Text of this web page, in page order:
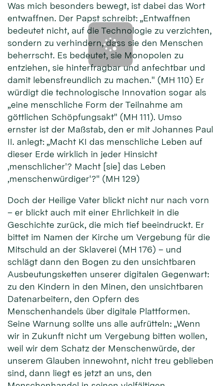
Was mich besonders bewegt, ist dabei das Wort
entwaffnen. Der Papst schreibt: „Entwaffnen
bedeutet nicht, auf die Technologie zu verzichten,
sondern zu verhindern, dass sie den Menschen
beherrscht. Es bedeutet, sie Monopolen zu
entziehen, sie hinterfragbar und anfechtbar und
damit lebensfreundlich zu machen." (MH 110) Er
würdigt die technologische Innovation sogar als
„eine menschliche Form der Teilnahme am
göttlichen Schöpfungsakt" (MH 111). Umso
ernster ist der Maßstab, den er mit Johannes Paul
II. anlegt: „Macht KI das menschliche Leben auf
dieser Erde wirklich in jeder Hinsicht
‚menschlicher'? Macht [sie] das Leben
‚menschenwürdiger'?" (MH 129)
Doch der Heilige Vater blickt nicht nur nach vorn
– er blickt auch mit einer Ehrlichkeit in die
Geschichte zurück, die mich tief beeindruckt. Er
bittet im Namen der Kirche um Vergebung für die
Mitschuld an der Sklaverei (MH 176) – und
schlägt dann den Bogen zu den unsichtbaren
Ausbeutungsketten unserer digitalen Gegenwart:
zu den Kindern in den Minen, den unsichtbaren
Datenarbeitern, den Opfern des
Menschenhandels über digitale Plattformen.
Seine Warnung sollte uns alle aufrütteln: „Wenn
wir in Zukunft nicht um Vergebung bitten wollen,
weil wir dem Schatz der Menschenwürde, der
unserem Glauben innewohnt, nicht treu geblieben
sind, dann liegt es jetzt an uns, den